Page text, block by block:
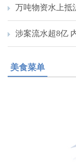
万吨物资水上抵
涉案流水超8亿
美食菜单